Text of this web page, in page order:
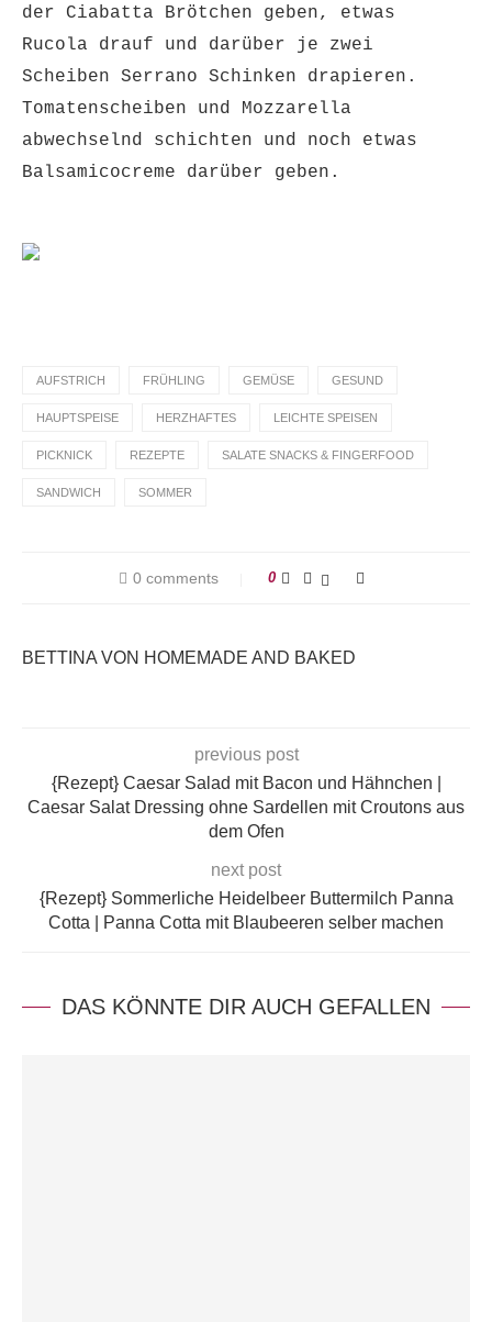
der Ciabatta Brötchen geben, etwas
Rucola drauf und darüber je zwei
Scheiben Serrano Schinken drapieren.
Tomatenscheiben und Mozzarella
abwechselnd schichten und noch etwas
Balsamicocreme darüber geben.
AUFSTRICH FRÜHLING GEMÜSE GESUND
HAUPTSPEISE HERZHAFTES LEICHTE SPEISEN
PICKNICK REZEPTE SALATE SNACKS & FINGERFOOD
SANDWICH SOMMER
0 comments 0
BETTINA VON HOMEMADE AND BAKED
previous post
{Rezept} Caesar Salad mit Bacon und Hähnchen |
Caesar Salat Dressing ohne Sardellen mit Croutons aus
dem Ofen
next post
{Rezept} Sommerliche Heidelbeer Buttermilch Panna
Cotta | Panna Cotta mit Blaubeeren selber machen
DAS KÖNNTE DIR AUCH GEFALLEN